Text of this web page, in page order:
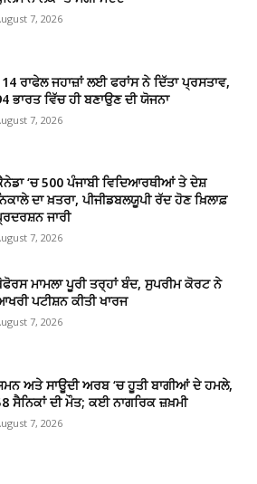
7, 2026
ਰਾਫੇਲ ਜਹਾਜ਼ਾਂ ਲਈ ਫਰਾਂਸ ਨੇ ਦਿੱਤਾ ਪ੍ਰਸਤਾਵ,
ਭਾਰਤ ਵਿੱਚ ਹੀ ਬਣਾਉਣ ਦੀ ਯੋਜਨਾ
7, 2026
‘ਚ 500 ਪੰਜਾਬੀ ਵਿਦਿਆਰਥੀਆਂ ਤੇ ਦੇਸ਼
ਦਾ ਖ਼ਤਰਾ, ਪੀਜੀਡਬਲਯੂਪੀ ਰੱਦ ਹੋਣ ਖ਼ਿਲਾਫ਼
ਜਾਰੀ
7, 2026
ਮਾਮਲਾ ਪੂਰੀ ਤਰ੍ਹਾਂ ਬੰਦ, ਸੁਪਰੀਮ ਕੋਰਟ ਨੇ
ਪਟੀਸ਼ਨ ਕੀਤੀ ਖਾਰਜ
7, 2026
ਅਤੇ ਸਾਊਦੀ ਅਰਬ ‘ਚ ਹੂਤੀ ਬਾਗੀਆਂ ਦੇ ਹਮਲੇ,
ਸੈਨਿਕਾਂ ਦੀ ਮੌਤ; ਕਈ ਨਾਗਰਿਕ ਜ਼ਖ਼ਮੀ
7, 2026